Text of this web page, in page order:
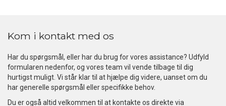
Kom i kontakt med os
Har du spørgsmål, eller har du brug for vores assistance? Udfyld
formularen nedenfor, og vores team vil vende tilbage til dig
hurtigst muligt. Vi står klar til at hjælpe dig videre, uanset om du
har generelle spørgsmål eller specifikke behov.
Du er også altid velkommen til at kontakte os direkte via